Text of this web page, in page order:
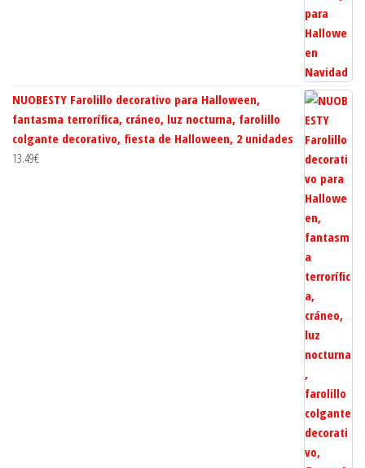
NUOBESTY Farolillo decorativo para Halloween,
fantasma terrorífica, cráneo, luz nocturna, farolillo
colgante decorativo, fiesta de Halloween, 2 unidades
13.49€